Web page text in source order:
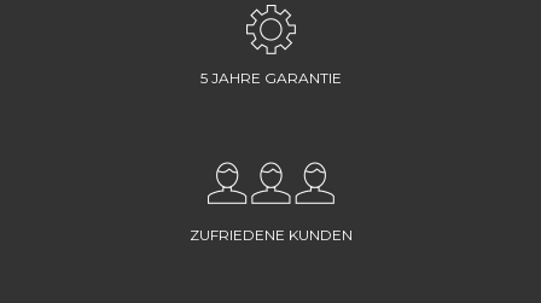
5 JAHRE GARANTIE
ZUFRIEDENE KUNDEN